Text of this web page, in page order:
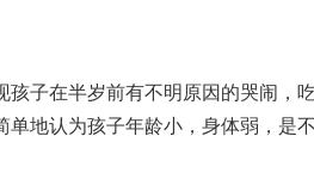
子在半岁前有不明原因的哭闹，
单地认为孩子年龄小，身体弱，是